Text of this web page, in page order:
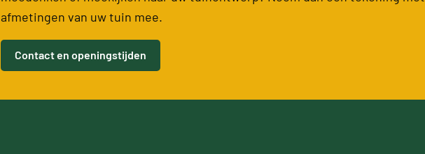
afmetingen van uw tuin mee.
Contact en openingstijden